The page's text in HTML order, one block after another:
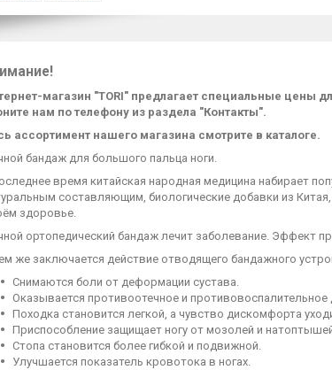
магазин "TORI" предлагает специальные цены
нам по телефону из раздела "Контакты".
ассортимент нашего магазина смотрите в каталоге.
бандаж для большого пальца ноги.
время китайская народная медицина набирает
составляющим, биологические добавки из
здоровье.
ортопедический бандаж лечит заболевание. Эффект
же заключается действие отводящего бандажного
Снимаются боли от деформации сустава.
Оказывается противоотечное и противовоспалительное
Походка становится легкой, а чувство дискомфорта
Приспособление защищает ногу от мозолей и
Стопа становится более гибкой и подвижной.
Улучшается показатель кровотока в ногах.